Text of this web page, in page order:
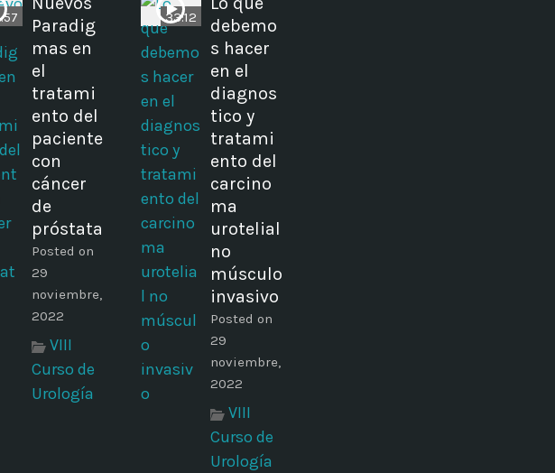
Paradig
mas en
el
tratami
ento del
paciente
con
cáncer
de
próstata
Posted on
29
noviembre,
2022
VIII
Curso de
Urología
33:12
debemo
s hacer
en el
diagnos
tico y
tratami
ento del
carcino
ma
urotelial
no
músculo
invasivo
Posted on
29
noviembre,
2022
VIII
Curso de
Urología